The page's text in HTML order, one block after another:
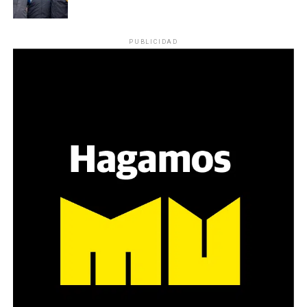
reparten lienzos con los ojos serigrafiados de Agostina.
es a través del interrogante, que puedan encarnar la
pregunta», comparte Gonzalo, de 41 años.
PUBLICIDAD